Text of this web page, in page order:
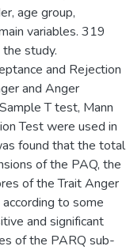
age group,
variables. 319
study.
and Rejection
and Anger
T test, Mann
Test were used in
found that the total
of the PAQ, the
of the Trait Anger
to some
and significant
of the PARQ sub-